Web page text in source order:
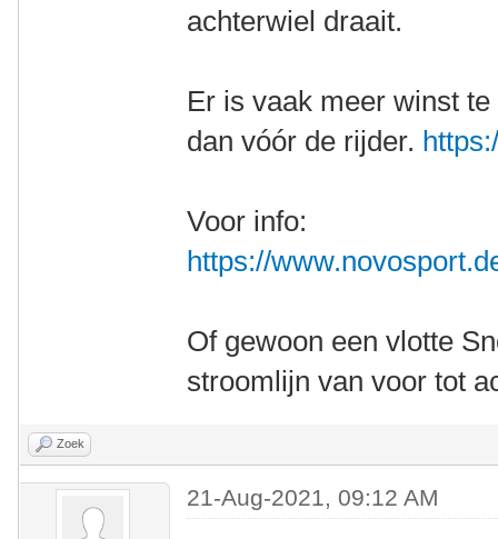
achterwiel draait.
Er is vaak meer winst
dan vóór de rijder.
Voor info:
https://
Of gewoon een vlotte
stroomlijn van voor tot
Zoek
21-Aug-2021, 09:12 AM